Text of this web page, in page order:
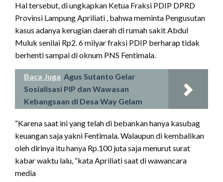
Hal tersebut, di ungkapkan Ketua Fraksi PDIP DPRD
Provinsi Lampung Apriliati , bahwa meminta Pengusutan
kasus adanya kerugian daerah di rumah sakit Abdul
Muluk senilai Rp2. 6 milyar fraksi PDIP berharap tidak
berhenti sampai di oknum PNS Fentimala.
Baca Juga Agus Sutanto Gelar
Sosialisasi PIP dan Wawasan
Kebangsaan di Desa Way Gelam
“Karena saat ini yang telah di bebankan hanya kasubag
keuangan saja yakni Fentimala. Walaupun di kembalikan
oleh dirinya itu hanya Rp.100 juta saja menurut surat
kabar waktu lalu, “kata Apriliati saat di wawancara
media